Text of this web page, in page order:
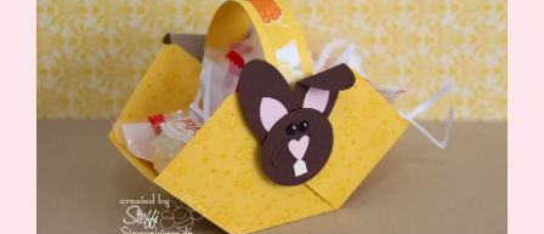
Angebote
Demonstrator werden
Blog
Gutscheine
Produkte erklärt
Über mich
Über Stampin’ Up!